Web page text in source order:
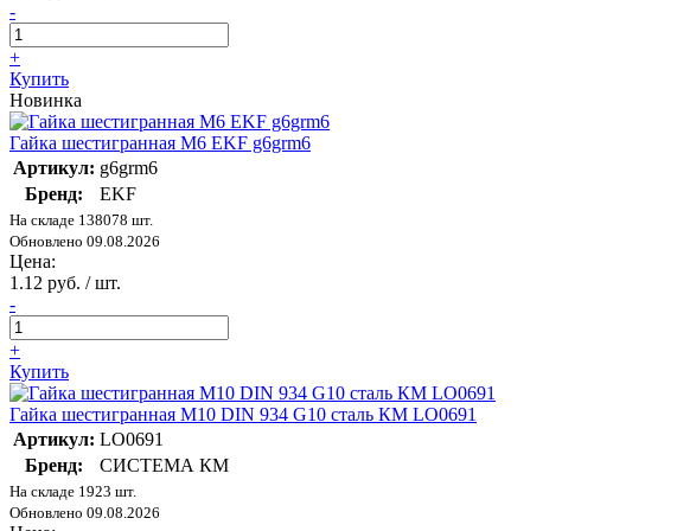
-
+
Купить
Новинка
Гайка шестигранная М6 EKF g6grm6
Артикул: g6grm6
Бренд:
EKF
На складе 138078 шт.
Обновлено 09.08.2026
Цена:
1.12 руб. / шт.
-
+
Купить
Гайка шестигранная М10 DIN 934 G10 сталь КМ LO0691
Артикул: LO0691
Бренд:
СИСТЕМА КМ
На складе 1923 шт.
Обновлено 09.08.2026